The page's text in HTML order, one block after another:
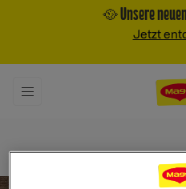
🥘 Unsere
Jetzt